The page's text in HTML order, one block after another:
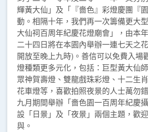
輝黃大仙」及「『嗇色』彩燈慶團『
動。相隔十年，我們再一次籌備更大
大仙祠百周年紀慶花燈廟會」，由本
二十四日將在本園內舉辦一連七天之
開放至晚上九時)。善信可以免費入場
燈種類更多元化，包括：巨型黃大仙
眾神賀壽燈、雙龍戲珠彩燈、十二生
花車燈等，喜歡拍照夜景的人士萬勿
九月期間舉辦「嗇色園一百周年紀慶
設「日景」及「夜景」兩個主題，歡
與。